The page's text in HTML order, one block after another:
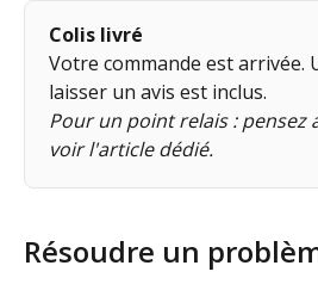
Colis livré
Votre commande est arrivée.
laisser un avis est inclus.
Pour un point relais : pensez
voir l'article dédié.
Résoudre un